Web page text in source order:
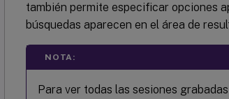
también permite especificar opciones
búsquedas aparecen en el área de
NOTA:
Para ver todas las sesiones